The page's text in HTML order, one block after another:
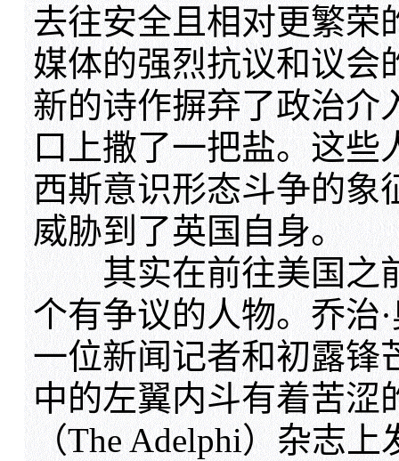
去往安全且相对更繁荣
媒体的强烈抗议和议会
新的诗作摒弃了政治介
口上撒了一把盐。这
西斯意识形态斗争的象
威胁到了英国自身。
其实在前往美国之
个有争议的人物。乔治
一位新闻记者和初露锋
中的左翼内斗有着苦涩
（The Adelphi）杂志